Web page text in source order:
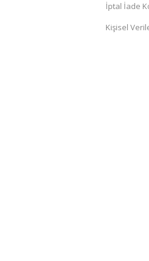
İptal İade
Kişisel